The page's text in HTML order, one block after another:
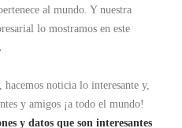
al mundo. Y nuestra
lo mostramos en este
noticia lo interesante y,
y amigos ¡a todo el mundo!
y datos que son interesantes